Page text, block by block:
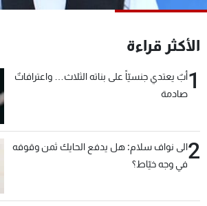
الأكثر قراءة
1أبٌ يعتدي جنسيّاً على بناته الثلاث… واعترافاتٌ
صادمة
2الى نواف سلام: هل يدفع الحايك ثمن وقوفه
في وجه خيّاط؟
الإنـتـاج
سياسة الخصوصية